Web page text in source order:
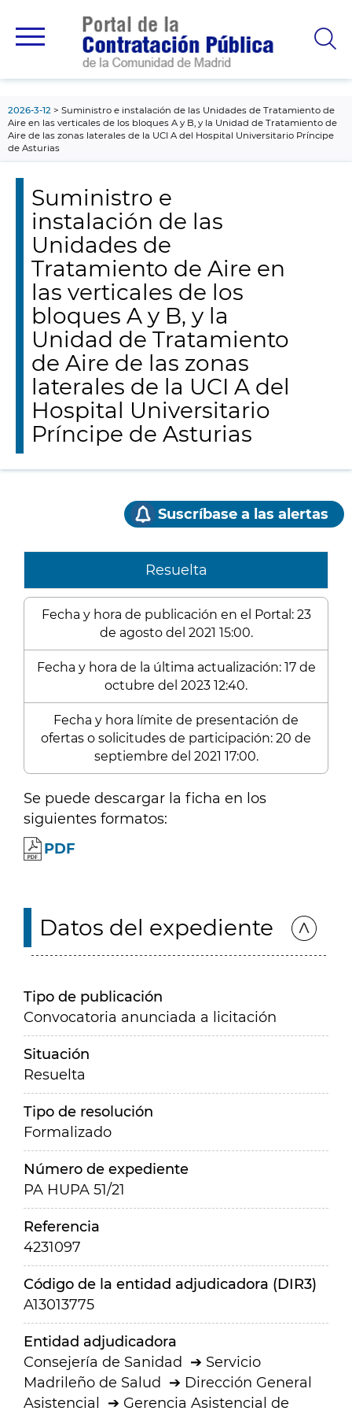
principal
2026-3-12
Suministro e instalación de las Unidades de Tratamiento de
Aire en las verticales de los bloques A y B, y la Unidad de Tratamiento de
Aire de las zonas laterales de la UCI A del Hospital Universitario Príncipe
de Asturias
Suministro e
instalación de las
Unidades de
Tratamiento de Aire en
las verticales de los
bloques A y B, y la
Unidad de Tratamiento
de Aire de las zonas
laterales de la UCI A del
Hospital Universitario
Príncipe de Asturias
Suscríbase a las alertas
Resuelta
Fecha y hora de publicación en el Portal: 23
de agosto del 2021 15:00.
Fecha y hora de la última actualización: 17 de
octubre del 2023 12:40.
Fecha y hora límite de presentación de
ofertas o solicitudes de participación: 20 de
septiembre del 2021 17:00.
Se puede descargar la ficha en los
siguientes formatos:
PDF
Datos del expediente
Tipo de publicación
Convocatoria anunciada a licitación
Situación
Resuelta
Tipo de resolución
Formalizado
Número de expediente
PA HUPA 51/21
Referencia
4231097
Código de la entidad adjudicadora (DIR3)
A13013775
Entidad adjudicadora
Consejería de Sanidad
Servicio
Madrileño de Salud
Dirección General
Asistencial
Gerencia Asistencial de